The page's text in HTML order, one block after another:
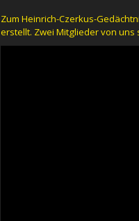
Zum Heinrich-Czerkus-
erstellt. Zwei Mitglieder von uns